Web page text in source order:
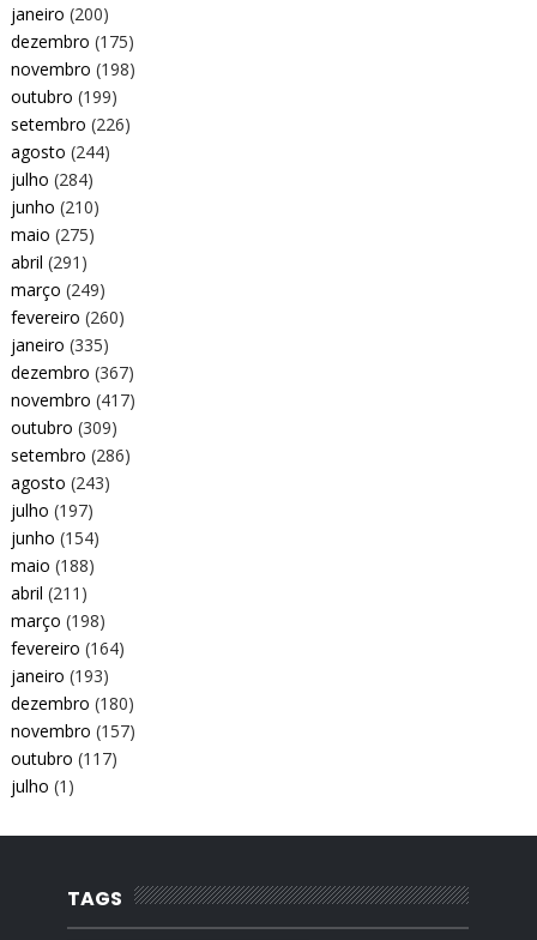
janeiro (200)
dezembro (175)
novembro (198)
outubro (199)
setembro (226)
agosto (244)
julho (284)
junho (210)
maio (275)
abril (291)
março (249)
fevereiro (260)
janeiro (335)
dezembro (367)
novembro (417)
outubro (309)
setembro (286)
agosto (243)
julho (197)
junho (154)
maio (188)
abril (211)
março (198)
fevereiro (164)
janeiro (193)
dezembro (180)
novembro (157)
outubro (117)
julho (1)
TAGS